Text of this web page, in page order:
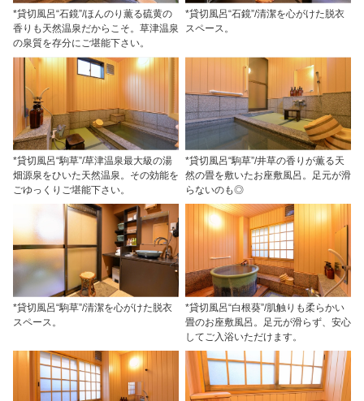
*貸切風呂“石鏡”/ほんのり薫る硫黄の
香りも天然温泉だからこそ。草津温泉
の泉質を存分にご堪能下さい。
*貸切風呂“石鏡”/清潔を心がけた脱衣
スペース。
*貸切風呂“駒草”/草津温泉最大級の湯
畑源泉をひいた天然温泉。その効能を
ごゆっくりご堪能下さい。
*貸切風呂“駒草”/井草の香りが薫る天
然の畳を敷いたお座敷風呂。足元が滑
らないのも◎
*貸切風呂“駒草”/清潔を心がけた脱衣
スペース。
*貸切風呂“白根葵”/肌触りも柔らかい
畳のお座敷風呂。足元が滑らず、安心
してご入浴いただけます。